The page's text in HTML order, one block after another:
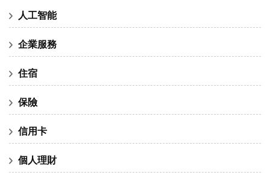
人工智能
企業服務
住宿
保險
信用卡
個人理財